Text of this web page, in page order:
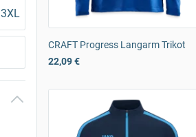
3XL
CRAFT Progress Langarm Trikot
22,09 €